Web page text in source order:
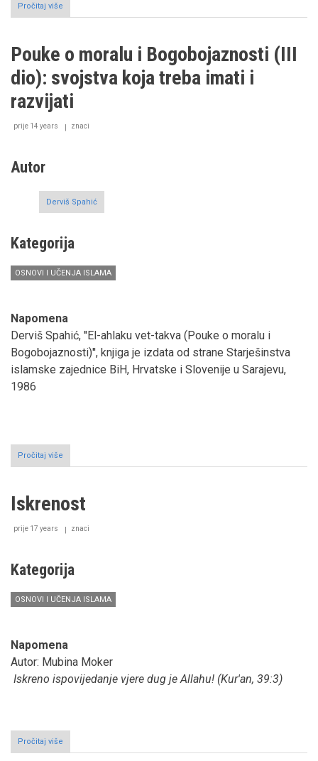
Pročitaj više
Tradicionalni
pristupi
smrti
umiranja
Pouke o moralu i Bogobojaznosti (III
dio): svojstva koja treba imati i
razvijati
prije 14 years znaci
Autor
Derviš Spahić
Kategorija
OSNOVI I UČENJA ISLAMA
Napomena
Derviš Spahić, ''El-ahlaku vet-takva (Pouke o moralu i
Bogobojaznosti)'', knjiga je izdata od strane Starješinstva
islamske zajednice BiH, Hrvatske i Slovenije u Sarajevu,
1986
Pročitaj više
Pouke
i
(III
koja
treba
i
Iskrenost
prije 17 years znaci
Kategorija
OSNOVI I UČENJA ISLAMA
Napomena
Autor: Mubina Moker
Iskreno ispovijedanje vjere dug je Allahu! (Kur'an, 39:3)
Pročitaj više
Iskrenost